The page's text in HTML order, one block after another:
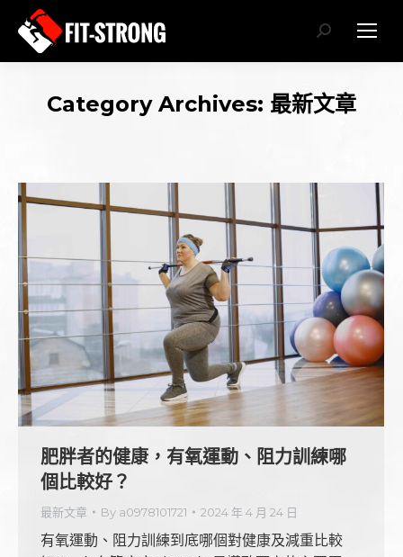
Search:
Category Archives: 最新文章
肥胖者的健康，有氧運動、阻力訓練哪
個比較好？
最新文章 By a0978101721 2024 年 4 月 24 日
有氧運動、阻力訓練到底哪個對健康及減重比較